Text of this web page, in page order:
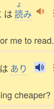
は
よ
読み
me to read.
は あり
cheaper?